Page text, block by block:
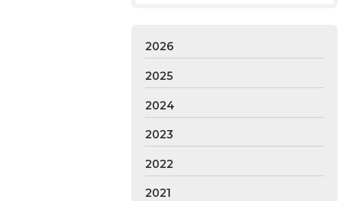
2026
2025
2024
2023
2022
2021